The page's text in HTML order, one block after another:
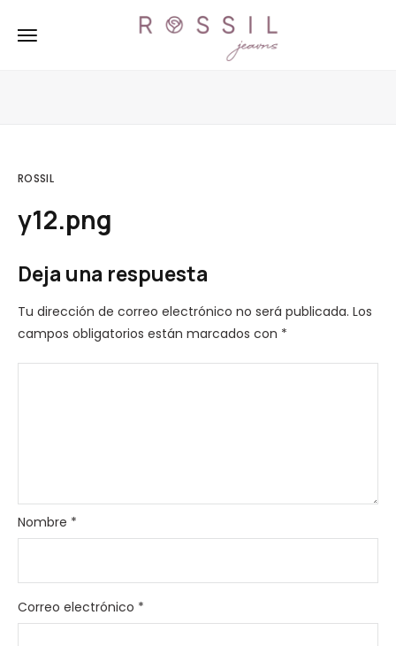
ROSSIL
y12.png
Deja una respuesta
Tu dirección de correo electrónico no será publicada. Los
campos obligatorios están marcados con *
Nombre *
Correo electrónico *